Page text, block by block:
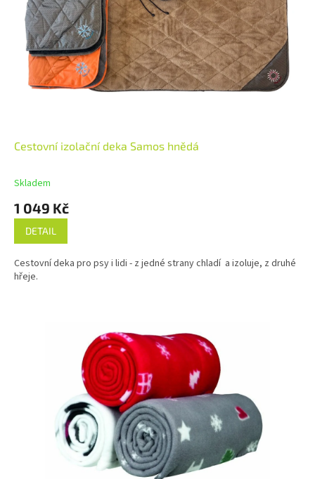
Cestovní izolační deka Samos hnědá
Skladem
1 049 Kč
DETAIL
Cestovní deka pro psy i lidi - z jedné strany chladí a izoluje, z druhé
hřeje.